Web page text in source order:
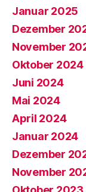
Januar 2025
Dezember
November
Oktober 2024
Juni 2024
Mai 2024
April 2024
Januar 2024
Dezember
November